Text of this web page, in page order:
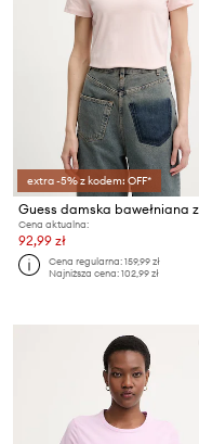
extra -5% z kodem: OFF*
Cena aktualna:
92,99 zł
Cena regularna:159,99 zł
Najniższa cena:102,99 zł